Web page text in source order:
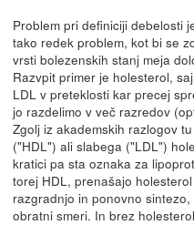
Problem pri definiciji debelosti
tako redek problem, kot bi se
vrsti bolezenskih stanj meja
Razvpit primer je holesterol,
LDL v preteklosti kar precej
jo razdelimo v več razredov
Zgolj iz akademskih razlogov
("HDL") ali slabega ("LDL")
kratici pa sta oznaka za
torej HDL, prenašajo
razgradnjo in ponovno
obratni smeri. In brez